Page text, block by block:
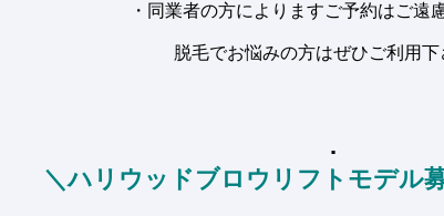
・同業者の方によりますご予約はご遠
脱毛でお悩みの方はぜひご利用下
.
＼ハリウッドブロウリフトモデル